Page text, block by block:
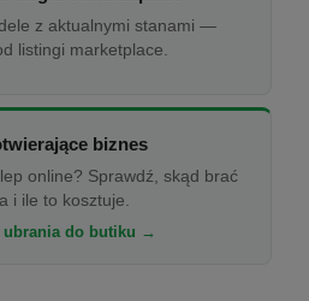
z aktualnymi stanami —
listingi marketplace.
biznes
online? Sprawdź, skąd brać
i ile to kosztuje.
ubrania do butiku →